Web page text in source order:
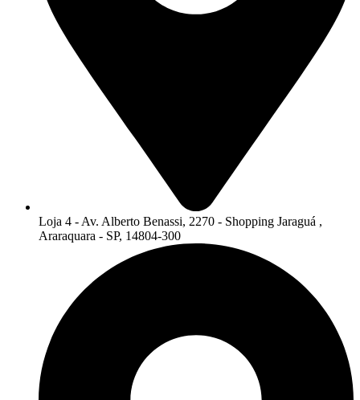
Loja 4 - Av. Alberto Benassi, 2270 - Shopping Jaraguá ,
Araraquara - SP, 14804-300